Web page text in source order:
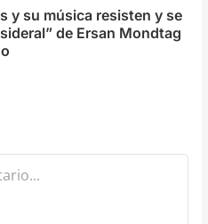
y su música resisten y se
de Ersan Mondtag